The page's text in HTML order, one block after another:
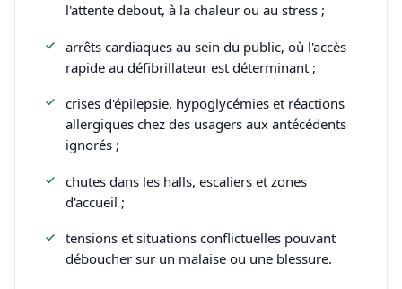
l'attente debout, à la chaleur ou au stress ;
arrêts cardiaques au sein du public, où l'accès
rapide au défibrillateur est déterminant ;
crises d'épilepsie, hypoglycémies et réactions
allergiques chez des usagers aux antécédents
ignorés ;
chutes dans les halls, escaliers et zones
d'accueil ;
tensions et situations conflictuelles pouvant
déboucher sur un malaise ou une blessure.